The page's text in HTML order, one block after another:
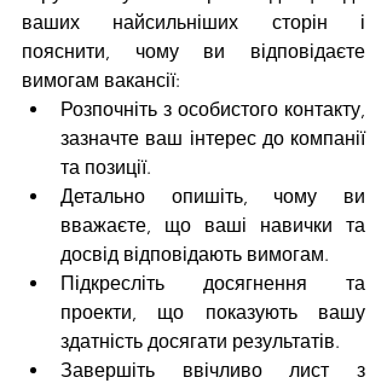
ваших найсильніших сторін і
пояснити, чому ви відповідаєте
вимогам вакансії:
Розпочніть з особистого контакту,
зазначте ваш інтерес до компанії
та позиції.
Детально опишіть, чому ви
вважаєте, що ваші навички та
досвід відповідають вимогам.
Підкресліть досягнення та
проекти, що показують вашу
здатність досягати результатів.
Завершіть ввічливо лист з